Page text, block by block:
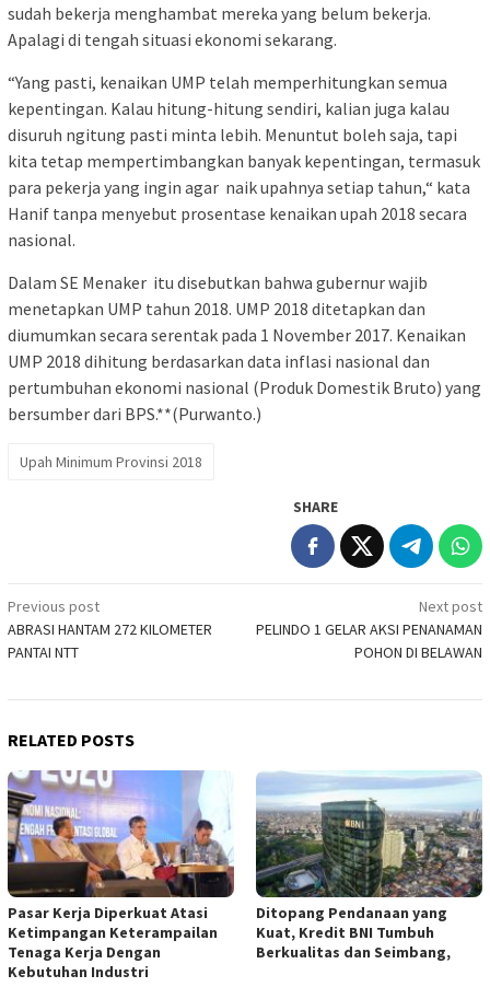
sudah bekerja menghambat mereka yang belum bekerja.
Apalagi di tengah situasi ekonomi sekarang.
“Yang pasti, kenaikan UMP telah memperhitungkan semua
kepentingan. Kalau hitung-hitung sendiri, kalian juga kalau
disuruh ngitung pasti minta lebih. Menuntut boleh saja, tapi
kita tetap mempertimbangkan banyak kepentingan, termasuk
para pekerja yang ingin agar naik upahnya setiap tahun,“ kata
Hanif tanpa menyebut prosentase kenaikan upah 2018 secara
nasional.
Dalam SE Menaker itu disebutkan bahwa gubernur wajib
menetapkan UMP tahun 2018. UMP 2018 ditetapkan dan
diumumkan secara serentak pada 1 November 2017. Kenaikan
UMP 2018 dihitung berdasarkan data inflasi nasional dan
pertumbuhan ekonomi nasional (Produk Domestik Bruto) yang
bersumber dari BPS.**(Purwanto.)
Upah Minimum Provinsi 2018
SHARE
Post
navigation
Previous post
ABRASI HANTAM 272 KILOMETER
PANTAI NTT
Next post
PELINDO 1 GELAR AKSI PENANAMAN
POHON DI BELAWAN
RELATED POSTS
Pasar Kerja Diperkuat Atasi
Ketimpangan Keterampailan
Tenaga Kerja Dengan
Kebutuhan Industri
Ditopang Pendanaan yang
Kuat, Kredit BNI Tumbuh
Berkualitas dan Seimbang,